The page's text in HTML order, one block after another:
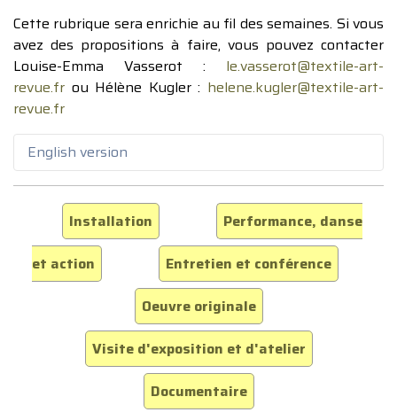
Cette rubrique sera enrichie au fil des semaines. Si vous
avez des propositions à faire, vous pouvez contacter
Louise-Emma Vasserot : le.vasserot@textile-art-
revue.fr ou Hélène Kugler : helene.kugler@textile-art-
revue.fr
English version
Installation
Performance, danse
et action
Entretien et conférence
Oeuvre originale
Visite d'exposition et d'atelier
Documentaire